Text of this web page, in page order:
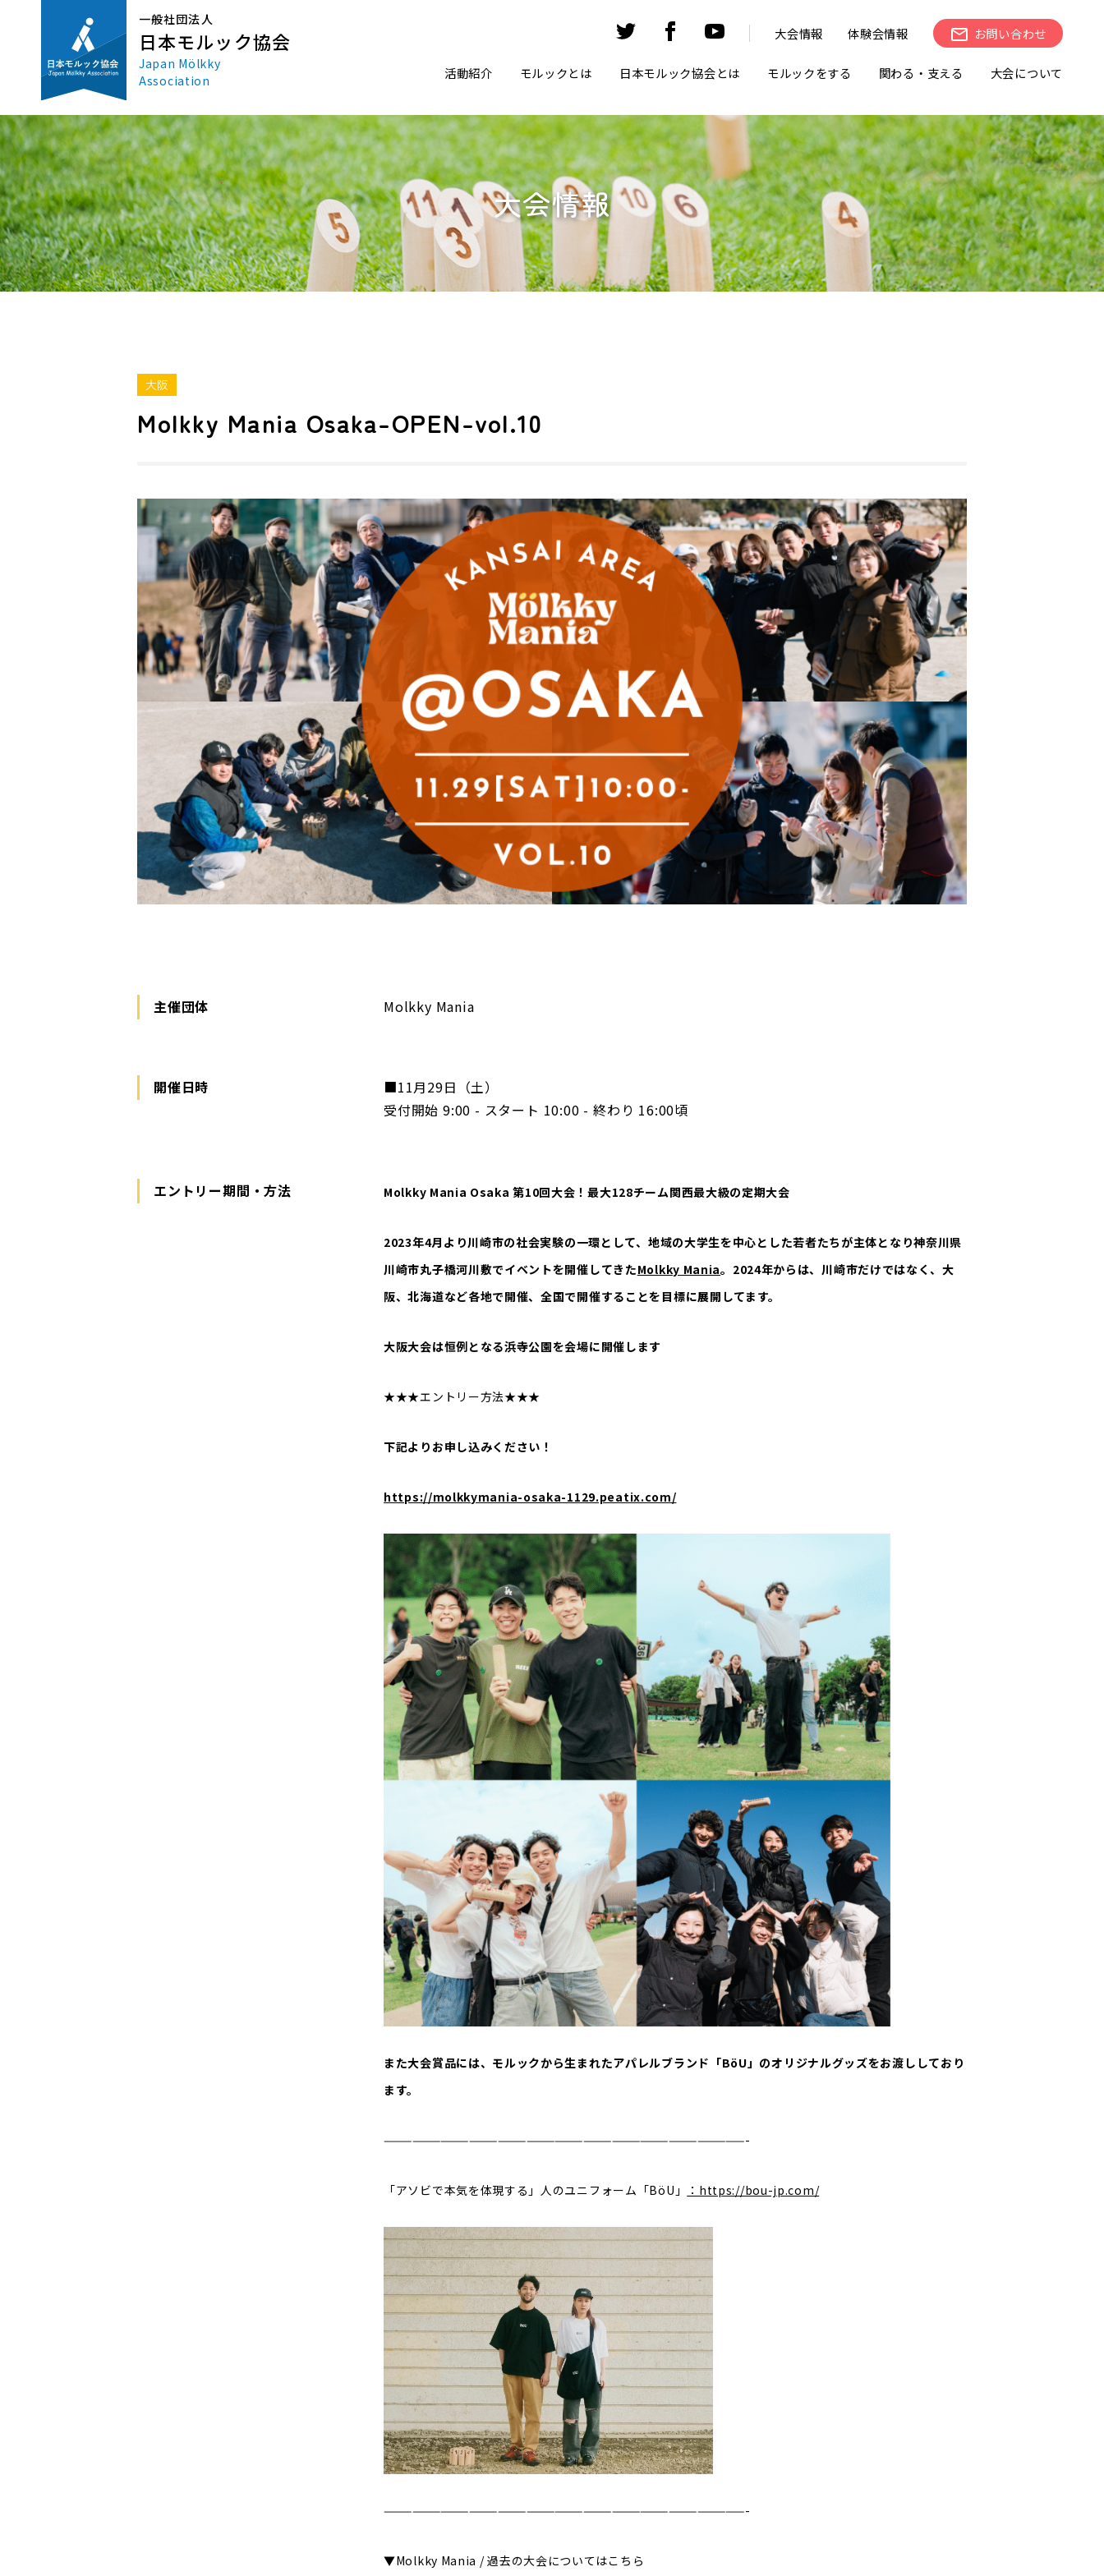
一般社団法人
日本モルック協会
Japan Mölkky
Association
大会情報 体験会情報 お問い合わせ
活動紹介 モルックとは 日本モルック協会とは モルックをする 関わる・支える 大会について
大会情報
大阪
Molkky Mania Osaka-OPEN-vol.10
主催団体 Molkky Mania
開催日時
■11月29日（土）
受付開始 9:00 - スタート 10:00 - 終わり 16:00頃
エントリー期間・方法 Molkky Mania Osaka 第10回大会！最大128チーム関西最大級の定期大会
2023年4月より川崎市の社会実験の一環として、地域の大学生を中心とした若者たちが主体となり神奈川県
川崎市丸子橋河川敷でイベントを開催してきたMolkky Mania。2024年からは、川崎市だけではなく、大
阪、北海道など各地で開催、全国で開催することを目標に展開してます。
大阪大会は恒例となる浜寺公園を会場に開催します
★★★エントリー方法★★★
下記よりお申し込みください！
https://molkkymania-osaka-1129.peatix.com/
また大会賞品には、モルックから生まれたアパレルブランド「BöU」のオリジナルグッズをお渡ししており
ます。
——————————————————————————————————————-
「アソビで本気を体現する」人のユニフォーム「BöU」 ：https://bou-jp.com/
——————————————————————————————————————-
▼Molkky Mania / 過去の大会についてはこちら